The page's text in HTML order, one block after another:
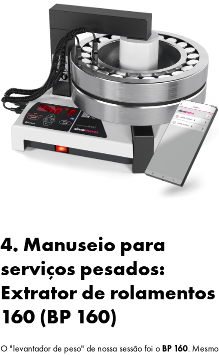
4. Manuseio para
serviços pesados:
Extrator de rolamentos
160 (BP 160)
O "levantador de peso" de nossa sessão foi o BP 160. Mesmo